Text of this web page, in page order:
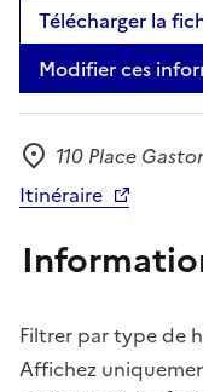
Télécharger la
Modifier ces
Adresse
110 Place
Itinéraire
Filtrer par type de
Affichez